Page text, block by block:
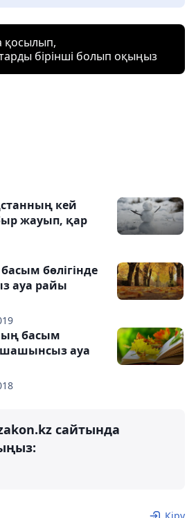
қосылып,
бірінші болып оқыңыз
кей
жауып, қар
бөлігінде
ауа райы
басым
шашынсыз ауа
сайтында